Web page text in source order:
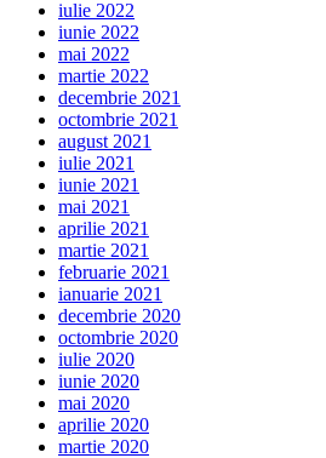
iulie 2022
iunie 2022
mai 2022
martie 2022
decembrie 2021
octombrie 2021
august 2021
iulie 2021
iunie 2021
mai 2021
aprilie 2021
martie 2021
februarie 2021
ianuarie 2021
decembrie 2020
octombrie 2020
iulie 2020
iunie 2020
mai 2020
aprilie 2020
martie 2020